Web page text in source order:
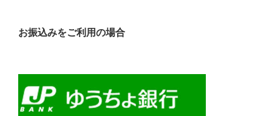
お振込みをご利用の場合